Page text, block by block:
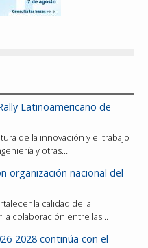
Latinoamericano de
de la innovación y el trabajo
y otras…
organización nacional del
la calidad de la
colaboración entre las…
2028 continúa con el